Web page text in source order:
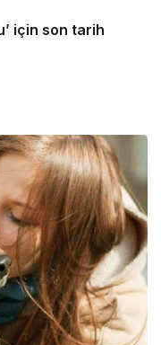
için son tarih